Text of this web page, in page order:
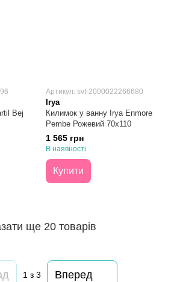
Bej
Артикул: svt-2000022266680
Irya
Килимок у ванну Irya Enmore
Pembe Рожевий 70х110
1 565 грн
В наявності
Купити
ще 20 товарів
1 з 3 Вперед